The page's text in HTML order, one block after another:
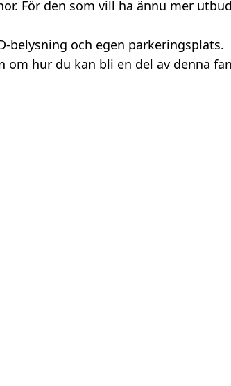
För den som vill ha ännu mer
belysning och egen parkeringsplats.
om hur du kan bli en del av denna